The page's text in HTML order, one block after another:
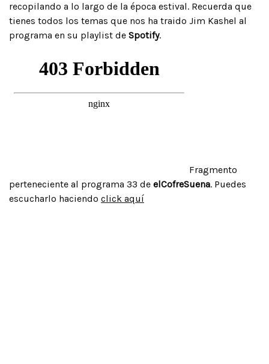
recopilando a lo largo de la época estival. Recuerda que
tienes todos los temas que nos ha traido Jim Kashel al
programa en su playlist de Spotify.
Fragmento
perteneciente al programa 33 de elCofreSuena. Puedes
escucharlo haciendo click aquí